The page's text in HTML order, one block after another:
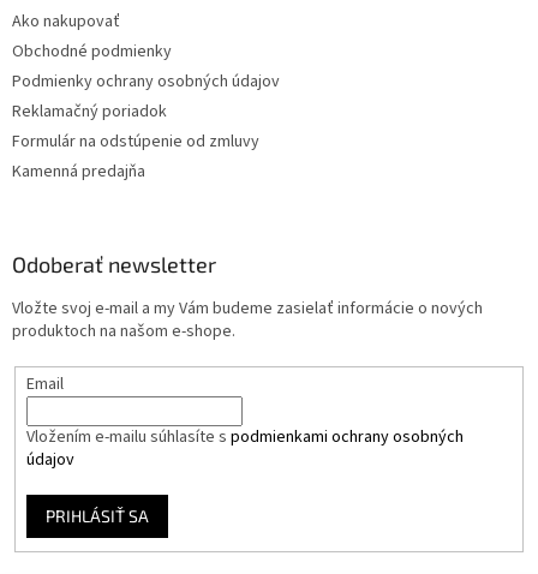
Ako nakupovať
Obchodné podmienky
Podmienky ochrany osobných údajov
Reklamačný poriadok
Formulár na odstúpenie od zmluvy
Kamenná predajňa
Odoberať newsletter
Vložte svoj e-mail a my Vám budeme zasielať informácie o nových
produktoch na našom e-shope.
Email
Vložením e-mailu súhlasíte s podmienkami ochrany osobných
údajov
PRIHLÁSIŤ SA